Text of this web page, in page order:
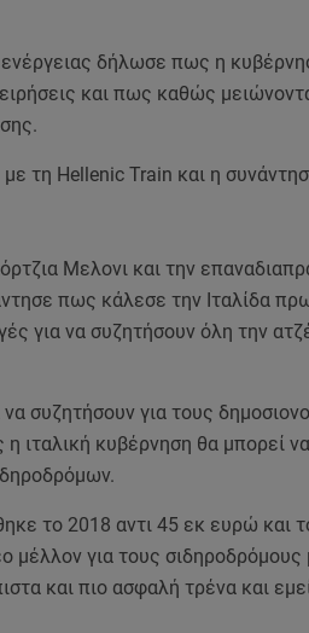
δήλωσε πως η
και πως καθώς
τη Hellenic Train και η
Μελονι και την
πως κάλεσε την Ιταλίδα
για να συζητήσουν όλη την
συζητήσουν για τους
ιταλική κυβέρνηση θα μπορεί
το 2018 αντι 45 εκ ευρώ και
μέλλον για τους σιδηροδρόμους
και πιο ασφαλή τρένα και